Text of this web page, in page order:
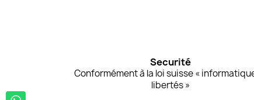
Securité
Conformément à la loi suisse «
libertés »